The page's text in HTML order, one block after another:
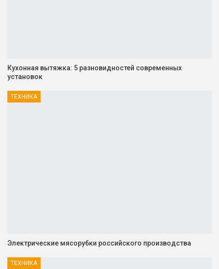
Кухонная вытяжка: 5 разновидностей современных
установок
ТЕХНИКА
Электрические мясорубки российского производства
ТЕХНИКА